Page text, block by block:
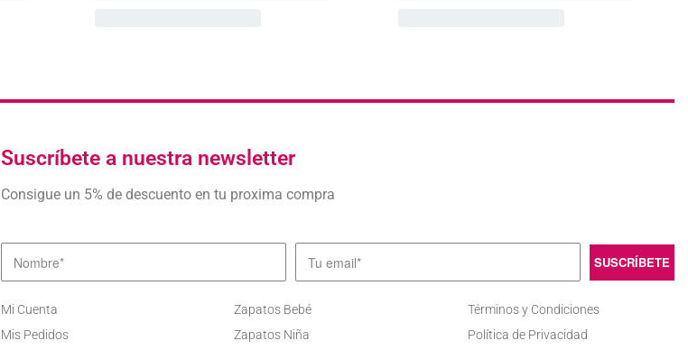
Suscríbete a nuestra newsletter
Consigue un 5% de descuento en tu proxima compra
Mi Cuenta
Mis Pedidos
Zapatos Bebé
Zapatos Niña
Términos y Condiciones
Política de Privacidad